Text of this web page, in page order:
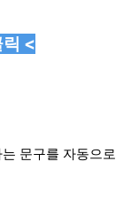
<
문구를 자동으로